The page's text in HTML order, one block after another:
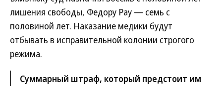
лишения свободы, Федору Рау — семь с
половиной лет. Наказание медики будут
отбывать в исправительной колонии строгого
режима.
Суммарный штраф, который предстоит им